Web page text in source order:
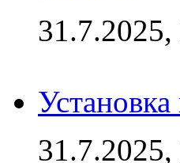
31.7.2025,
31.7.2025,